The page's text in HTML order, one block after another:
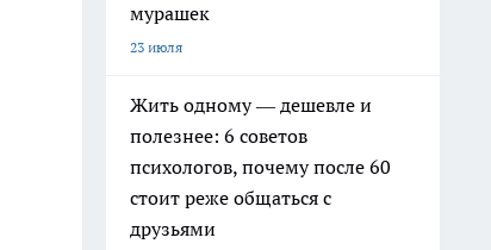
мурашек
23 июля
Жить одному — дешевле и
полезнее: 6 советов
психологов, почему после 60
стоит реже общаться с
друзьями